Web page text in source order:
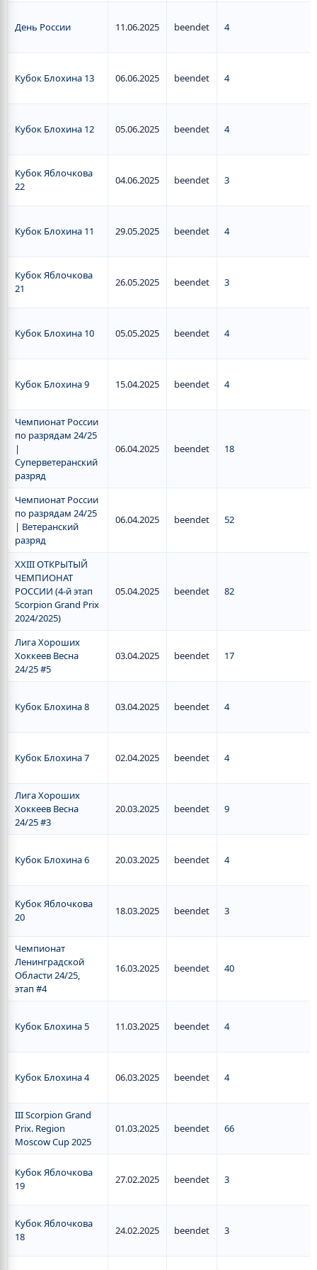
День России 11.06.2025 beendet 4
Кубок Блохина 13 06.06.2025 beendet 4
Кубок Блохина 12 05.06.2025 beendet 4
Кубок Яблочкова
22
04.06.2025 beendet 3
Кубок Блохина 11 29.05.2025 beendet 4
Кубок Яблочкова
21
26.05.2025 beendet 3
Кубок Блохина 10 05.05.2025 beendet 4
Кубок Блохина 9 15.04.2025 beendet 4
Чемпионат России
по разрядам 24/25
|
Суперветеранский
разряд
06.04.2025 beendet 18
Чемпионат России
по разрядам 24/25
| Ветеранский
разряд
06.04.2025 beendet 52
XXIII ОТКРЫТЫЙ
ЧЕМПИОНАТ
РОССИИ (4-й этап
Scorpion Grand Prix
2024/2025)
05.04.2025 beendet 82
Лига Хороших
Хоккеев Весна
24/25 #5
03.04.2025 beendet 17
Кубок Блохина 8 03.04.2025 beendet 4
Кубок Блохина 7 02.04.2025 beendet 4
Лига Хороших
Хоккеев Весна
24/25 #3
20.03.2025 beendet 9
Кубок Блохина 6 20.03.2025 beendet 4
Кубок Яблочкова
20
18.03.2025 beendet 3
Чемпионат
Ленинградской
Области 24/25,
этап #4
16.03.2025 beendet 40
Кубок Блохина 5 11.03.2025 beendet 4
Кубок Блохина 4 06.03.2025 beendet 4
III Scorpion Grand
Prix. Region
Moscow Cup 2025
01.03.2025 beendet 66
Кубок Яблочкова
19
27.02.2025 beendet 3
Кубок Яблочкова
18
24.02.2025 beendet 3